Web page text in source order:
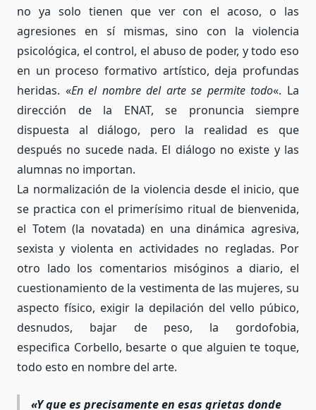
no ya solo tienen que ver con el acoso, o las
agresiones en sí mismas, sino con la violencia
psicológica, el control, el abuso de poder, y todo eso
en un proceso formativo artístico, deja profundas
heridas. «En el nombre del arte se permite todo«. La
dirección de la ENAT, se pronuncia siempre
dispuesta al diálogo, pero la realidad es que
después no sucede nada. El diálogo no existe y las
alumnas no importan.
La normalización de la violencia desde el inicio, que
se practica con el primerísimo ritual de bienvenida,
el Totem (la novatada) en una dinámica agresiva,
sexista y violenta en actividades no regladas. Por
otro lado los comentarios misóginos a diario, el
cuestionamiento de la vestimenta de las mujeres, su
aspecto físico, exigir la depilación del vello púbico,
desnudos, bajar de peso, la gordofobia,
especifica Corbello, besarte o que alguien te toque,
todo esto en nombre del arte.
«Y que es precisamente en esas grietas donde